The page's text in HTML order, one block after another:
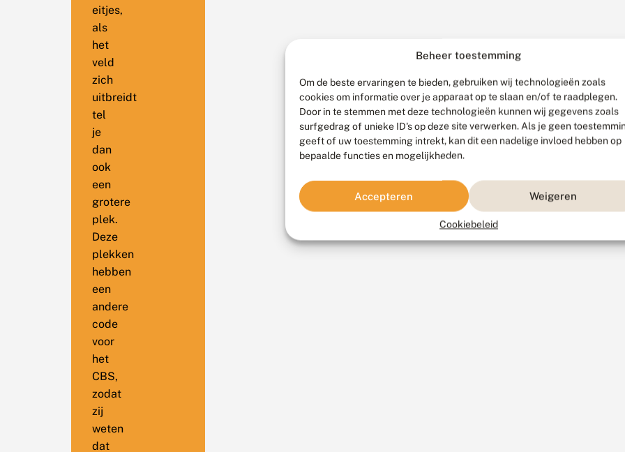
Beheer toestemming
Om de beste ervaringen te bieden, gebruiken wij technologieën zoals
cookies om informatie over je apparaat op te slaan en/of te raadplegen.
Door in te stemmen met deze technologieën kunnen wij gegevens zoals
surfgedrag of unieke ID's op deze site verwerken. Als je geen
geeft of uw toestemming intrekt, kan dit een nadelige invloed hebben op
bepaalde functies en mogelijkheden.
Accepteren Weigeren
Cookiebeleid
eitjes,
als
het
veld
zich
uitbreidt
tel
je
dan
ook
een
grotere
plek.
Deze
plekken
hebben
een
andere
code
voor
het
CBS,
zodat
zij
weten
dat